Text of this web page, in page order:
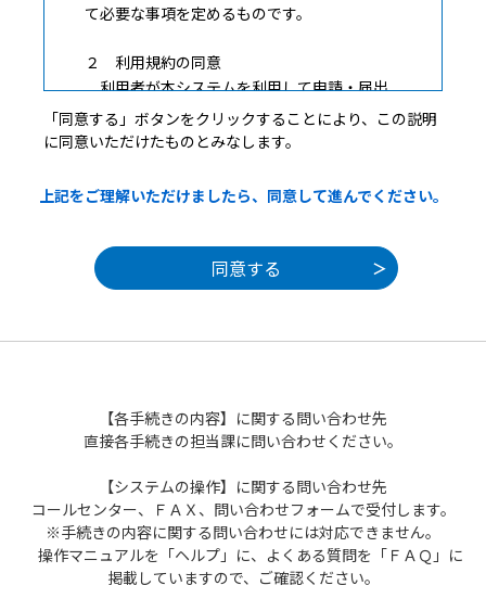
て必要な事項を定めるものです。
２ 利用規約の同意
利用者が本システムを利用して申請・届出
等手続を行うためには、この規約に同意して
いただくことが必要です。このことを前提
します。何らかの理由によりこの規約に同意
することができない場合は、本システムをご
のみについても、この規約に同意されたもの
とみなします。
行う場合は、利用者たる本人が次の各号に掲
げる利用方法に従い利用者登録を行うことが
できるものとします。
（１）利用者登録を行う際は、利用者ＩＤ、
パスワード、氏名、住所、その他の必要な事
項を本システム上で登録してください。
（２）住所、氏名、メールアドレス等に変更
があった場合は変更手続を行ってください。
「同意する」ボタンをクリックすることにより、この説明
に同意いただけたものとみなします。
上記をご理解いただけましたら、同意して進んでください。
【各手続きの内容】に関する問い合わせ先
直接各手続きの担当課に問い合わせください。
【システムの操作】に関する問い合わせ先
コールセンター、ＦＡＸ、問い合わせフォームで受付します。
※手続きの内容に関する問い合わせには対応できません。
操作マニュアルを「ヘルプ」に、よくある質問を「ＦＡＱ」に
掲載していますので、ご確認ください。